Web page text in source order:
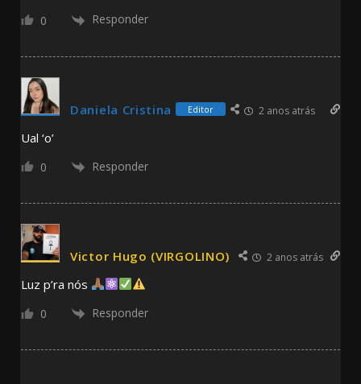
0 Responder
Daniela Cristina Editor 2 anos atrás
Ual ‘o’
0 Responder
Victor Hugo (VIRGOLINO) 2 anos atrás
Luz p’ra nós
0 Responder